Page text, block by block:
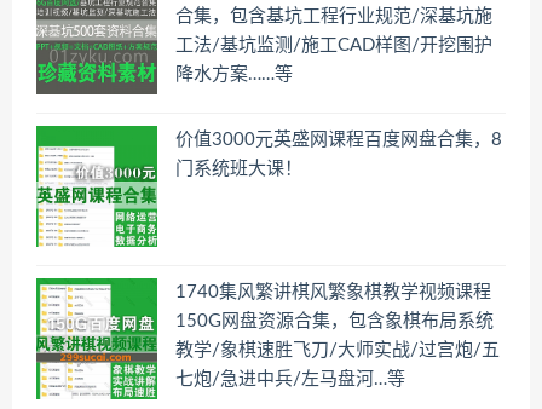
合集，包含基坑工程行业规范/深基坑施
工法/基坑监测/施工CAD样图/开挖围护
降水方案……等
价值3000元英盛网课程百度网盘合集，8
门系统班大课！
1740集风繁讲棋风繁象棋教学视频课程
150G网盘资源合集，包含象棋布局系统
教学/象棋速胜飞刀/大师实战/过宫炮/五
七炮/急进中兵/左马盘河…等